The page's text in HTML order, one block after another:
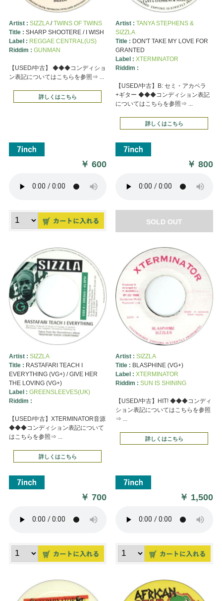
Artist : SIZZLA/TWINS OF TWINS
Title : SHARP SHOOTERE / I WISH
Label : REGGAE CENTRAL(US)
Riddim : GUNMAN
【USED/中古】 ◆◆◆コンディショ
ン表記についてはこちらを参照⇒ ...
詳しくはこちら
￥600
Artist : TANYA STEPHENS &
SIZZLA
Title : DON'T TAKE MY LOVE FOR
GRANTED
Label : XTERMINATOR
Riddim :
【USED/中古】B: セミ・アカペラ
+ギター ◆◆◆コンディション表記
についてはこちらを参照⇒ ...
詳しくはこちら
￥800
SOLD OUT
Artist : SIZZLA
Title : RASTAFARI TEACH I
EVERYTHING (VG+) / GIVE HER
THE LOVING (VG+)
Label : GREENSLEEVES(UK)
Riddim :
【USED/中古】XTERMINATOR音源
◆◆◆コンディション表記について
はこちらを参照⇒ ...
詳しくはこちら
￥700
Artist : SIZZLA
Title : BLASPHINE (VG+)
Label : XTERMINATOR
Riddim : SUN IS SHINING
【USED/中古】HIT! ◆◆◆コンディ
ション表記についてはこちらを参照
⇒ ...
詳しくはこちら
￥ 1,500